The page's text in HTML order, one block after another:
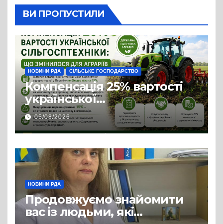
ВИ ПРОПУСТИЛИ
НОВИНИ РДА СІЛЬСЬКЕ ГОСПОДАРСТВО
Компенсація 25% вартості
української
сільгосптехніки: що
змінилося для аграріїв
05/08/2026
НОВИНИ РДА
Продовжуємо знайомити
вас із людьми, які